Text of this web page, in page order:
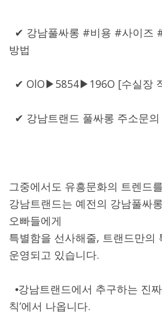
✔ 강남풀싸롱 #비용 #사이즈
방법
✔ OlO▶5854▶196O [수실장
✔ 강남트랜드 풀싸롱 주소문
그중에서도 유흥문화의 트렌드
강남트랜드는 예전의 강남풀싸
오빠들에게
특별함을 선사해줄, 트랜드만의
운영되고 있습니다.
⦁강남트랜드에서 추구하는 진
칙’에서 나옵니다.